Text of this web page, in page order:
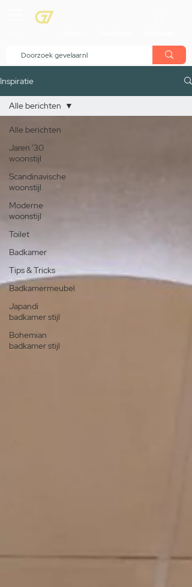
Inspiratie
Alle berichten
Jaren '30
woonstijl
Scandinavische
woonstijl
Moderne
woonstijl
Toilet
Badkamer
Tips & Tricks
Badkamermeubel
Japandi
badkamer stijl
Bohemian
badkamer stijl
Alle berichten